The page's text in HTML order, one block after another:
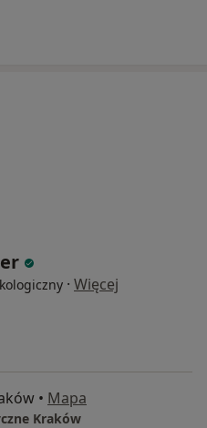
· Więcej
• Mapa
Kraków